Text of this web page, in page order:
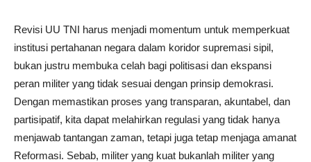
Revisi UU TNI harus menjadi momentum untuk memperkuat
institusi pertahanan negara dalam koridor supremasi sipil,
bukan justru membuka celah bagi politisasi dan ekspansi
peran militer yang tidak sesuai dengan prinsip demokrasi.
Dengan memastikan proses yang transparan, akuntabel, dan
partisipatif, kita dapat melahirkan regulasi yang tidak hanya
menjawab tantangan zaman, tetapi juga tetap menjaga amanat
Reformasi. Sebab, militer yang kuat bukanlah militer yang